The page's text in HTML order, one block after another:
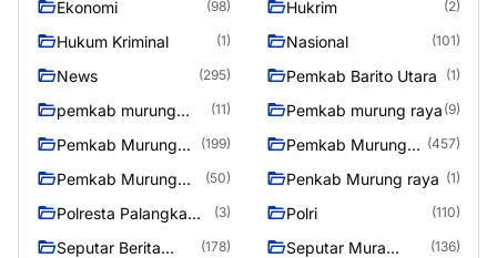
Ekonomi (98) Hukrim (2)
Hukum Kriminal (1) Nasional (101)
News (295) Pemkab Barito Utara (1)
pemkab murung
(11) Pemkab murung raya (9)
Pemkab Murung
(199)
Pemkab Murung
(457)
Pemkab Murung
(50) Penkab Murung raya (1)
Polresta Palangka
(3) Polri (110)
Seputar Berita
(178)
Seputar Mura
(136)